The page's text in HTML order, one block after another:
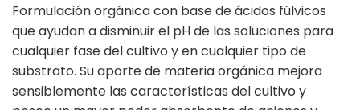
Formulación orgánica con base de ácidos fúlvicos
que ayudan a disminuir el pH de las soluciones para
cualquier fase del cultivo y en cualquier tipo de
substrato. Su aporte de materia orgánica mejora
sensiblemente las características del cultivo y